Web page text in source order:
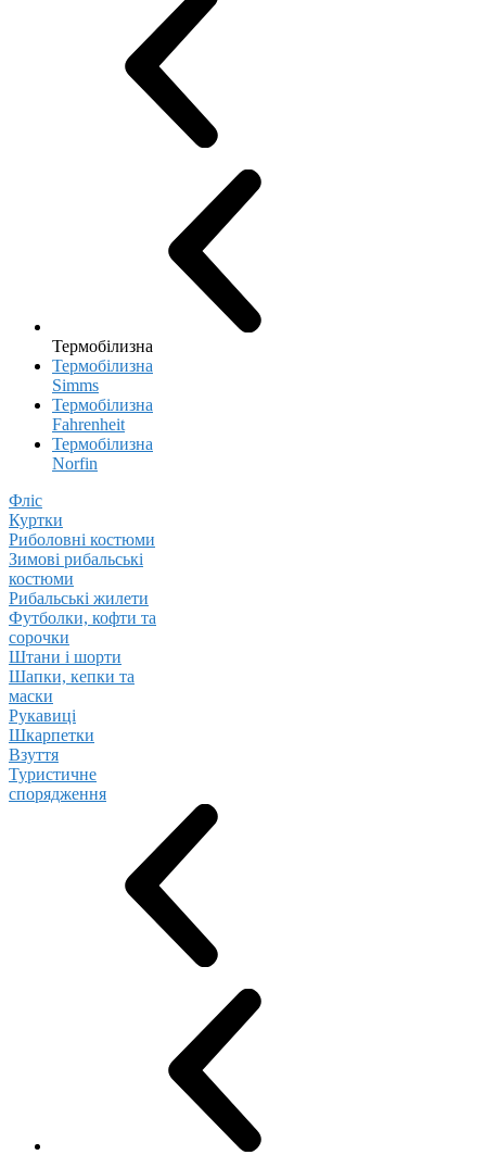
Термобілизна
Термобілизна
Simms
Термобілизна
Fahrenheit
Термобілизна
Norfin
Фліс
Куртки
Риболовні костюми
Зимові рибальські
костюми
Рибальські жилети
Футболки, кофти та
сорочки
Штани і шорти
Шапки, кепки та
маски
Рукавиці
Шкарпетки
Взуття
Туристичне
спорядження